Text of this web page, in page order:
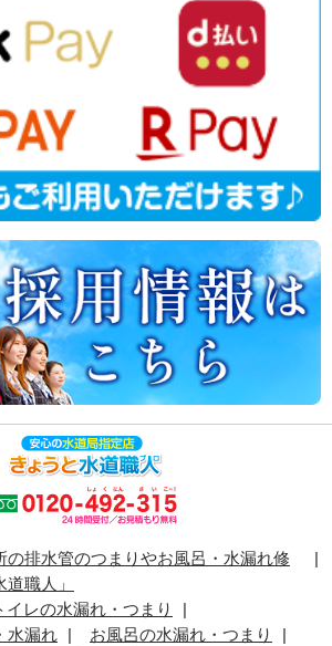
の排水管のつまりやお風呂・水漏れ修
職人」
イレの水漏れ・つまり
水漏れ
お風呂の水漏れ・つまり